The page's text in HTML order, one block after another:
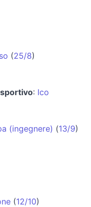
(25/8)
: Ico
(ingegnere) (13/9)
(12/10)